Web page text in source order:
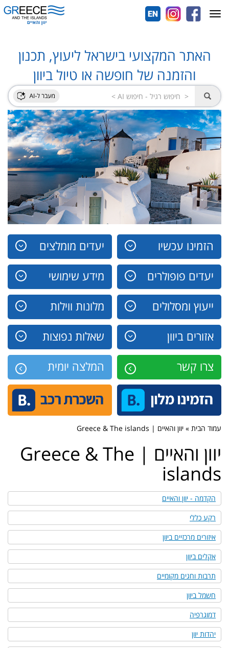
האתר המקצועי בישראל ליעוץ, תכנון
והזמנה של חופשה או טיול ביוון
הזמינו עכשיו יעדים מומלצים
יעדים פופולרים מידע שימושי
ייעוץ ומסלולים מלונות ווילות
אזורים ביוון שאלות נפוצות
צרו קשר המלצה יומית
Toggle
navigation
עמוד הבית » יוון והאיים | Greece & The islands
יוון והאיים | Greece & The
islands
הקדמה - יוון והאיים
רקע כללי
איזורים מרכזיים ביוון
אקלים ביוון
תרבות וחגים מקומיים
חשמל ביוון
דמוגרפיה
יהדות יוון